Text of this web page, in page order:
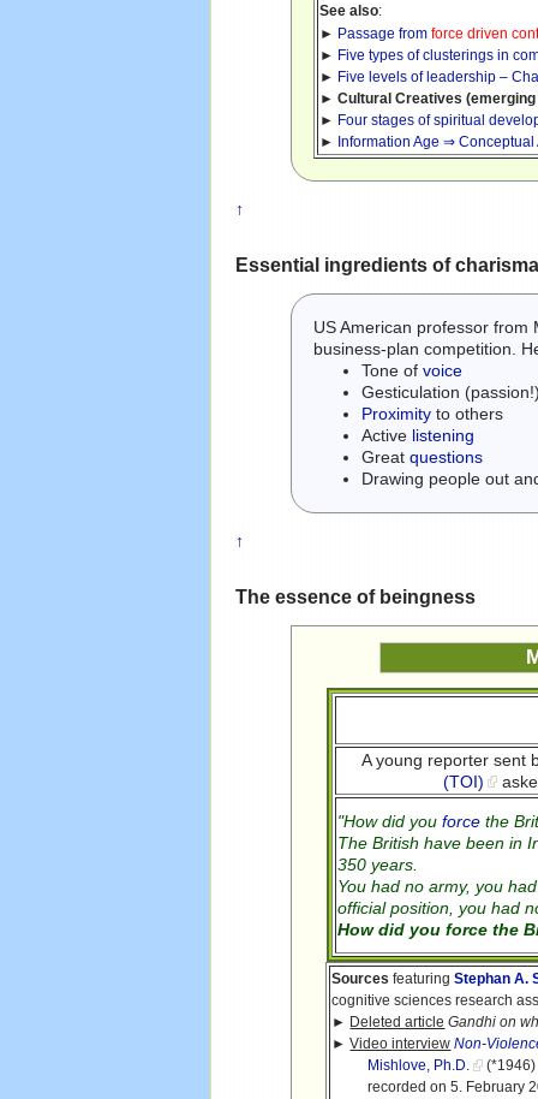
See also:
► Passage fromforce driven
► Five types of clusterings in
► Five levels of leadership –
►Cultural Creatives
► Four stages of spiritual
► Information Age ⇒
↑
Essential ingredients of
US American professor
business-plan competition.
Tone ofvoice
Gesticulation
Proximity to others
Active listening
Greatquestions
Drawing people out
↑
The essence of beingness
A young reporter sent
(TOI)
"How did you forcethe
The British have been in
350 years.
You had no army, you
official position, you had
How did you force the
Sources featuringStephan A.
cognitive sciences research
► Deleted article Gandhi on
►Video interview Non-
Mishlove, Ph.D.
(*1946)
recorded on 5. February